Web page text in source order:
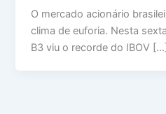
O mercado acionário
clima de euforia. Nesta
B3 viu o recorde do IBOV […]